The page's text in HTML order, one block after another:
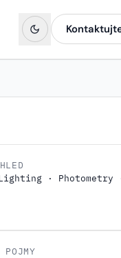
· Photometry